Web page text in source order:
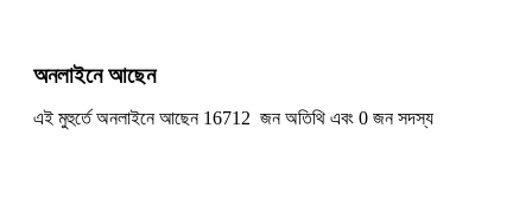
অনলাইনে আছেন
এই মুহুর্তে অনলাইনে আছেন 16712 জন অতিথি এবং 0 জন সদস্য